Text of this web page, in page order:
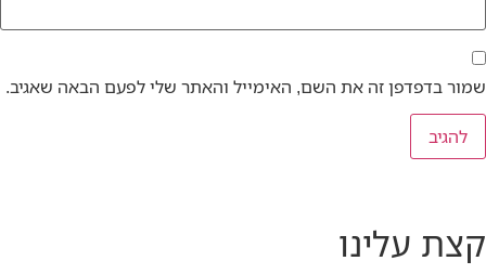
שמור בדפדפן זה את השם, האימייל והאתר שלי לפעם הבאה שאגיב.
קצת עלינו